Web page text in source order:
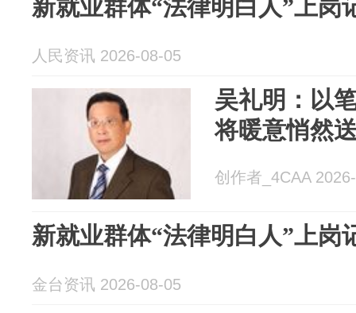
新就业群体“法律明白人”上岗
人民资讯 2026-08-05
吴礼明：以
将暖意悄然
创作者_4CAA
新就业群体“法律明白人”上岗
金台资讯 2026-08-05